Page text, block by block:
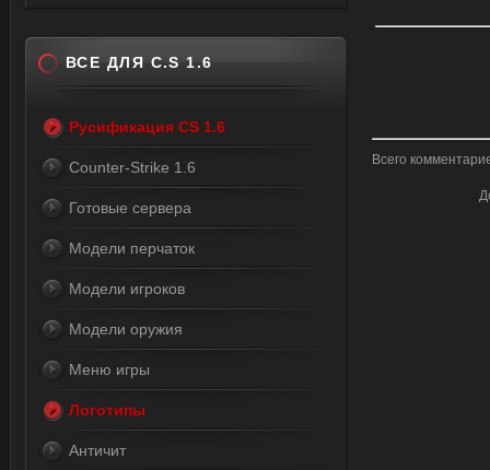
Всего
ВСЕ ДЛЯ C.S 1.6
Русификация CS 1.6
Counter-Strike 1.6
Готовые сервера
Модели перчаток
Модели игроков
Модели оружия
Меню игры
Логотипы
Античит